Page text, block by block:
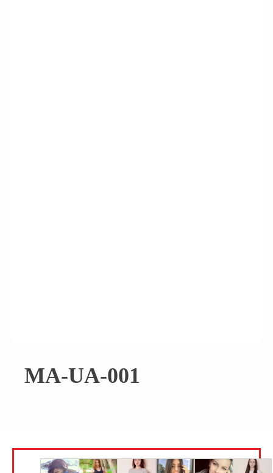
MA-UA-001